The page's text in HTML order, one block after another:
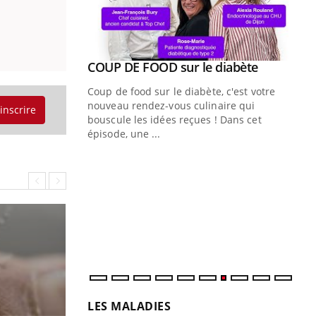
de bilan de
Youtube
COUP DE FOOD sur le diabèteYoutube
Coup de food sur le diabète, c'est votre
nouveau rendez-vous culinaire qui
bouscule les idées reçues ! Dans cet
épisode, une ...
LES MALADIES